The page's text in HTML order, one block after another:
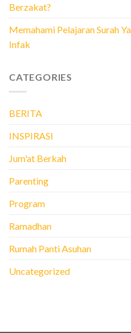
Berzakat?
Memahami Pelajaran Surah
Infak
CATEGORIES
BERITA
INSPIRASI
Jum'at Berkah
Parenting
Program
Ramadhan
Rumah Panti Asuhan
Uncategorized